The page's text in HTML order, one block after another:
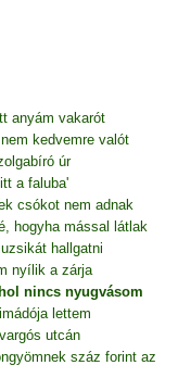
anyám vakarót
kedvemre valót
úr
a faluba'
csókot nem adnak
hogyha mással látlak
hallgatni
nyílik a zárja
nincs nyugvásom
lettem
utcán
száz forint az